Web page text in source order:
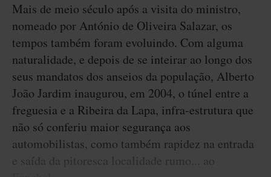
Mais de meio século após a visita do ministro,
nomeado por António de Oliveira Salazar, os
tempos também foram evoluindo. Com alguma
naturalidade, e depois de se inteirar ao longo dos
seus mandatos dos anseios da população, Alberto
João Jardim inaugurou, em 2004, o túnel entre a
freguesia e a Ribeira da Lapa, infra-estrutura que
não só conferiu maior segurança aos
automobilistas, como também rapidez na entrada
e saída da pitoresca localidade rumo... ao